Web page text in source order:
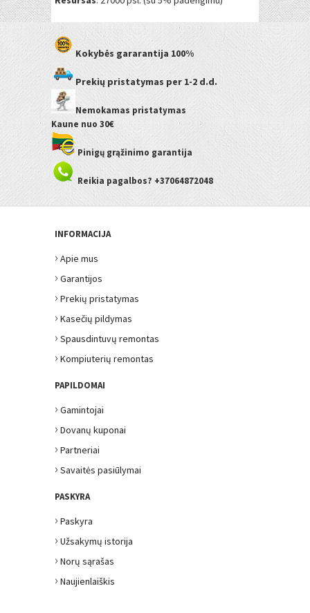
Kokybės gararantija 100%
Prekių pristatymas per 1-2 d.d.
Nemokamas pristatymas
Kaune nuo 30€
Pinigų grąžinimo garantija
Reikia pagalbos? +37064872048
INFORMACIJA
› Apie mus
› Garantijos
› Prekių pristatymas
› Kasečių pildymas
› Spausdintuvų remontas
› Kompiuterių remontas
PAPILDOMAI
› Gamintojai
› Dovanų kuponai
› Partneriai
› Savaitės pasiūlymai
PASKYRA
› Paskyra
› Užsakymų istorija
› Norų sąrašas
› Naujienlaiškis